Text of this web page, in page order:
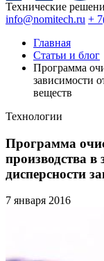
Технические
info@nomitech.ru +
Главная
Статьи и блог
Программа
зависимости
веществ
Технологии
Программа
производства в
дисперсности
7 января 2016